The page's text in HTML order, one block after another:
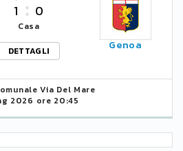
1 0
Casa
DETTAGLI
Genoa
Via Del Mare
2026 ore 20:45